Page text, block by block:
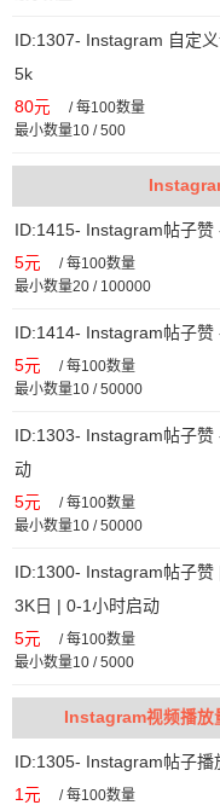
ID:1307- Instagram 自定
5k
80元 /每100数量
最小数量10 / 500
ID:1415- Instagram帖子
5元 /每100数量
最小数量20 / 100000
ID:1414- Instagram帖子
5元 /每100数量
最小数量10 / 50000
ID:1303- Instagram帖子
动
5元 /每100数量
最小数量10 / 50000
ID:1300- Instagram帖子
3K日 | 0-1小时启动
5元 /每100数量
最小数量10 / 5000
Instagram视频播放
ID:1305- Instagram帖子
1元 /每100数量